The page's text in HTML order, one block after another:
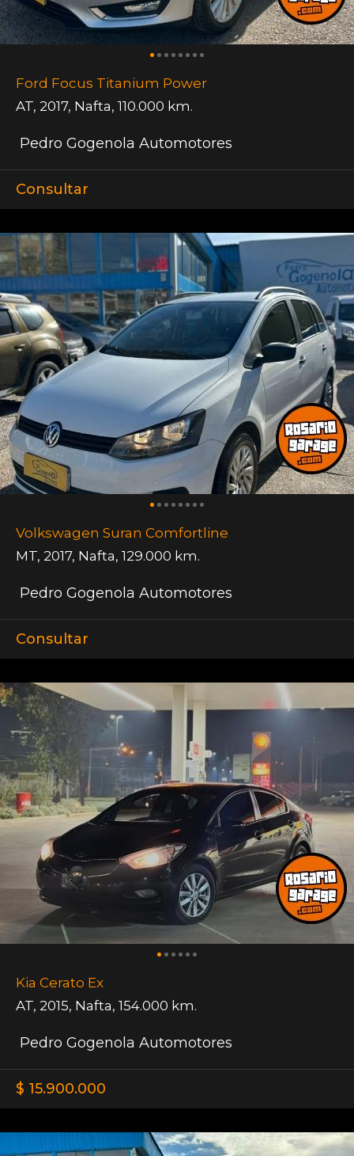
Ford Focus Titanium Power
AT, 2017, Nafta, 110.000 km.
Pedro Gogenola Automotores
Consultar
Volkswagen Suran Comfortline
MT, 2017, Nafta, 129.000 km.
Pedro Gogenola Automotores
Consultar
Kia Cerato Ex
AT, 2015, Nafta, 154.000 km.
Pedro Gogenola Automotores
$ 15.900.000